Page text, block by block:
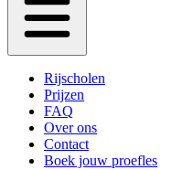
Rijscholen
Prijzen
FAQ
Over ons
Contact
Boek jouw proefles